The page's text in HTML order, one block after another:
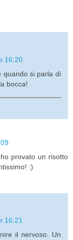
16:20
quando si parla di
bocca!
provato un risotto
:)
16:21
il nervoso. Un